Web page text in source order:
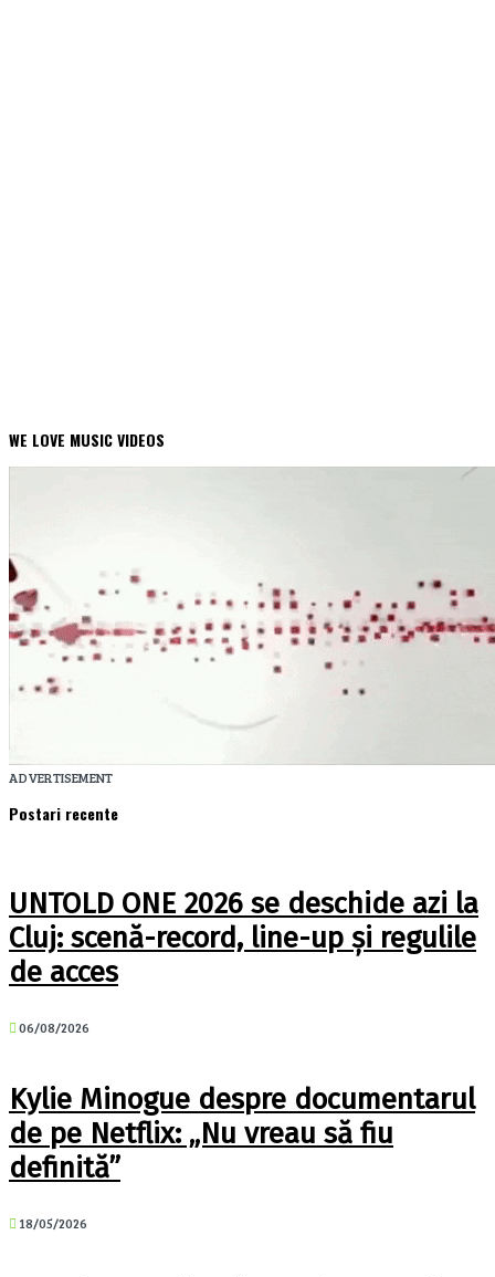
WE LOVE MUSIC VIDEOS
ADVERTISEMENT
Postari recente
UNTOLD ONE 2026 se deschide azi la
Cluj: scenă-record, line-up și regulile
de acces
06/08/2026
Kylie Minogue despre documentarul
de pe Netflix: „Nu vreau să fiu
definită”
18/05/2026